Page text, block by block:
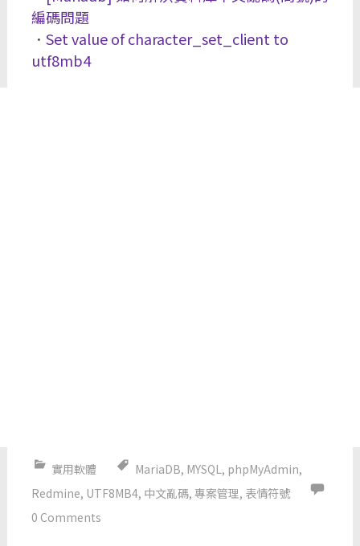
編碼問題
． Set value of character_set_client to
utf8mb4
實用軟體 MariaDB, MYSQL , phpMyAdmin,
Redmine, UTF8MB4, 中文亂碼, 專案管理, 表情符號
0 Comments